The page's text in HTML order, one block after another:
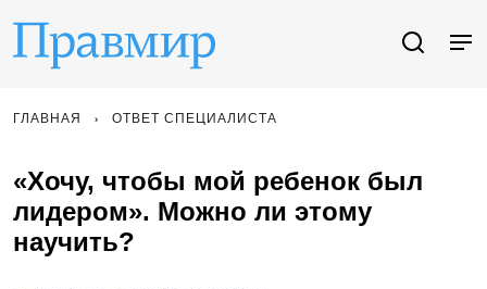
ГЛАВНАЯ ОТВЕТ СПЕЦИАЛИСТА
«Хочу, чтобы мой ребенок был
лидером». Можно ли этому
научить?